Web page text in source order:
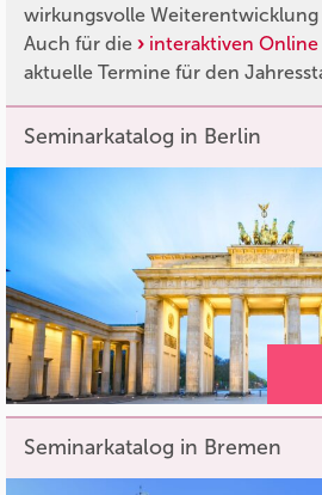
wirkungsvolle
Auch für die
interaktiven Online
aktuelle Termine für den
Seminarkatalog in Berlin
Seminarkatalog in Bremen